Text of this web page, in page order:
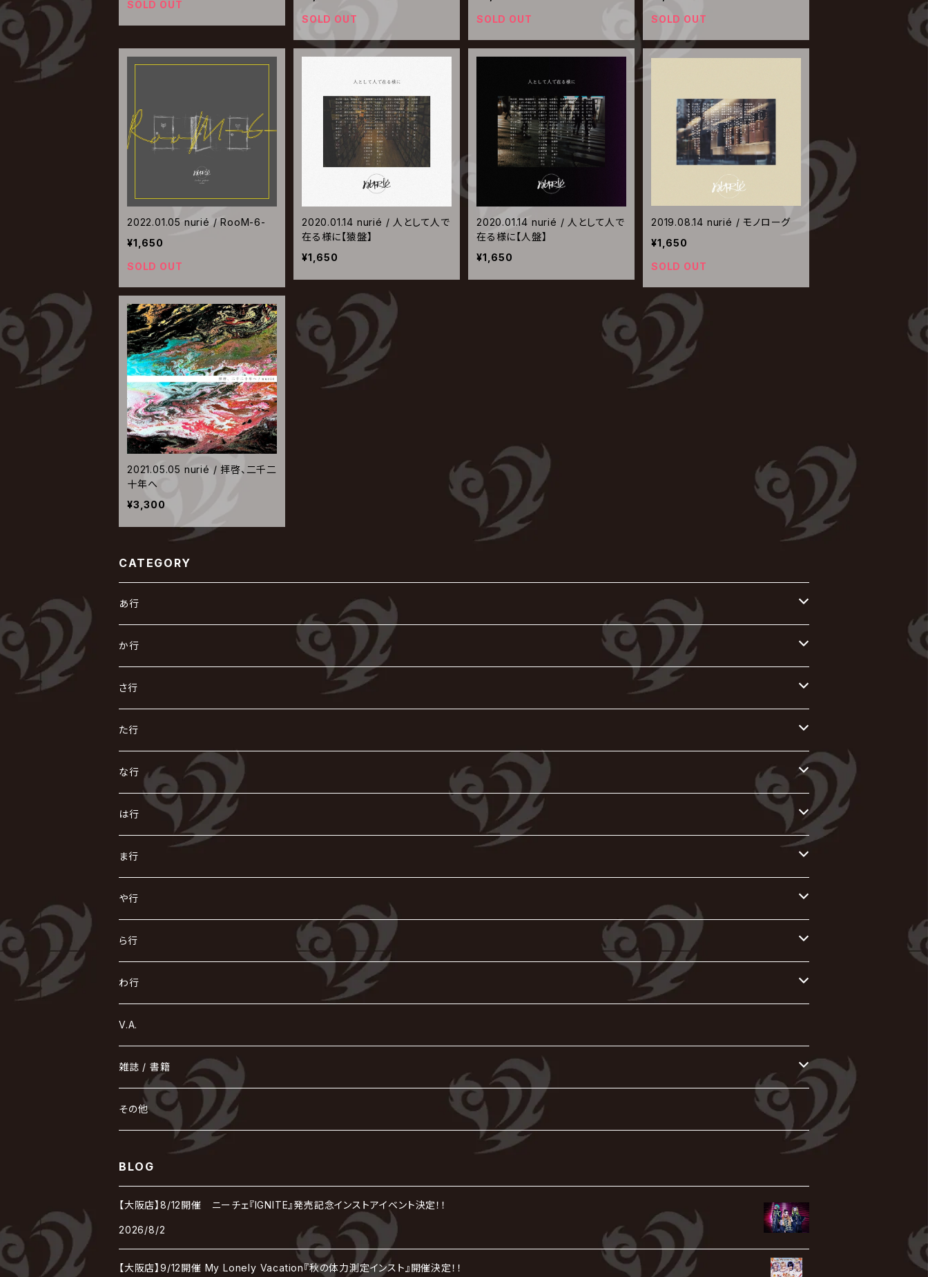
SOLD OUT
SOLD OUT
SOLD OUT
SOLD OUT
2022.01.05 nurié / RooM-6-
¥1,650
SOLD OUT
2020.01.14 nurié / 人として人で
在る様に【猿盤】
¥1,650
2020.01.14 nurié / 人として人で
在る様に【人盤】
¥1,650
2019.08.14 nurié / モノローグ
¥1,650
SOLD OUT
2021.05.05 nurié / 拝啓、二千二
十年へ
¥3,300
CATEGORY
あ行
あ
R指定
AIOLIN
AKIHIDE
Azavana
Acid Black Cherry
彩冷える -ayabie-
ΛrlequiΩ / アルルカン
い
IKUO
exist†trace
生熊耕治
色々な十字架
168 / 葵-168-
う
VIRGE / ヴァージュ
Waive
え
ACE OF SPADES
X JAPAN
お
AURORIZE
OFIAM
か行
か
怪人二十面奏
Kαin
the GazettE
GOTCHAROCKA
KAMIJO
cali≠gari
河村隆一
き
KISAKI
キズ
KIRITO / キリト
己龍
く
Crack6
グラビティ
黒夢
け
[ kei ] / 圭
仮病
こ
GOATBED
ゴールデンボンバー
さ行
さ
ザアザア
The THIRTEEN
Psycho le Cému
XANVALA
し
Zeke Deux
Z CLEAR
ジグソウ
シド
JAKIGAN MEISTER
Chanty
す
Z CLEAR
超ジャシー
SPLENDID GOD GIRAFFE
SLAPSLY / CHIYU
せ
ゼラ
零[Hz]
そ
SOPHIA
ZOMBIE / ぞんび
た行
た
DASEIN
DAIGO
逹瑯
DAVID / SUI / 縁
DARRELL
ち
CHAQLA.
つ
て
D
DIAURA
Develop One's Faculties
DEXCORE
TAKE NO BREAK
DEZERT
と
東京花嫁
Tourbillon
DOG inthePWO
な行
な
NIGHTMARE
NAZARE
に
NiEL
NICOLAS
ぬ
nurié
ね
NETH PRIERE CAIN
NEVERLAND
の
NoGoD
NOCTURNAL BLOODLUST
は行
は
heidi.
H.U.G
花見桜こうき
薔薇の宮殿
BAROQUE
ひ
HERO
美炎-BIEN-
ヒッチコック
hide with Spread Beaver / hide
HIDE-ZOU
ビバラッシュ
ふ
Far East Dizain
Fatüm
FANTASTIC◇CIRCUS
FEST VAINQUEUR
へ
BabyKingdom
THE BEETHOVEN
PENICILLIN
ほ
POIDOL
HOLLOWGRAM
ま行
ま
THE MICRO HEAD 4N'S
MAO / マオ from SID
Magistina Saga
MUSCLE ATTACK
マツタケワークス
摩天楼オペラ
THE MADNA
み
未完成アリス
ミスイ
MIMIZUQ
む
MUCC / ムック
め
メトロノーム
MERRY / メリー
も
THE MORTAL
最上川司
や行
や
ヤミテラ / 外道反逆者ヤミテラ
ゆ
YUKIYA / 藤田幸也
ユナイト
よ
ら行
ら
rice
Rides In ReVellion
Raphael
り
Leetspeak monsters
Ricky
LIPHLICH
る
Ruiza
LUNA SEA
れ
the Raid.
REIGN
RAZOR
Rorschach.inc
ロマン急行
わ行
わ
wyse
我が為
V.A.
雑誌 / 書籍
hévn
ROCK AND READ
その他
BLOG
【大阪店】8/12開催 ニーチェ『IGNITE』発売記念インストアイベント決定！！
2026/8/2
【大阪店】9/12開催 My Lonely Vacation『秋の体力測定インスト』開催決定！！